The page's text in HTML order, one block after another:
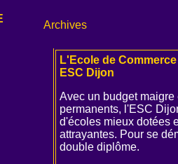
Archives
L'Ecole de
ESC Dijon
Avec un budget
permanents, l'ESC
d'écoles mieux dotées
attrayantes. Pour se
double diplôme.